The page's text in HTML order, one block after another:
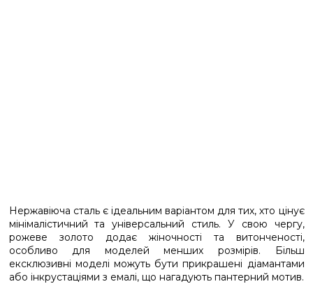
Нержавіюча сталь є ідеальним варіантом для тих, хто цінує
мінімалістичний та універсальний стиль. У свою чергу,
рожеве золото додає жіночності та витонченості,
особливо для моделей менших розмірів. Більш
ексклюзивні моделі можуть бути прикрашені діамантами
або інкрустаціями з емалі, що нагадують пантерний мотив.